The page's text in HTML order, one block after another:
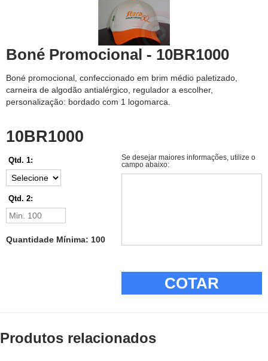
Boné Promocional - 10BR1000
Boné promocional, confeccionado em brim médio paletizado,
carneira de algodão antialérgico, regulador a escolher,
personalização: bordado com 1 logomarca.
10BR1000
Qtd. 1:
Qtd. 2:
Quantidade Mínima: 100
Se desejar maiores informações, utilize o
campo abaixo:
COTAR
Produtos relacionados